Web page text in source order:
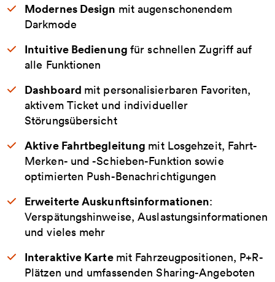
Modernes Design mit augenschonendem
Darkmode
Intuitive Bedienung für schnellen Zugriff auf
alle Funktionen
Dashboard mit personalisierbaren Favoriten,
aktivem Ticket und individueller
Störungsübersicht
Aktive Fahrtbegleitung mit Losgehzeit, Fahrt-
Merken- und -Schieben-Funktion sowie
optimierten Push-Benachrichtigungen
Erweiterte Auskunftsinformationen:
Verspätungshinweise, Auslastungsinformationen
und vieles mehr
Interaktive Karte mit Fahrzeugpositionen, P+R-
Plätzen und umfassenden Sharing-Angeboten